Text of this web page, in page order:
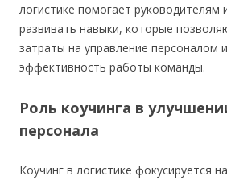
логистике помогает руководителям
развивать навыки, которые
затраты на управление персоналом
эффективность работы команды.
Роль коучинга в
персонала
Коучинг в логистике фокусируется